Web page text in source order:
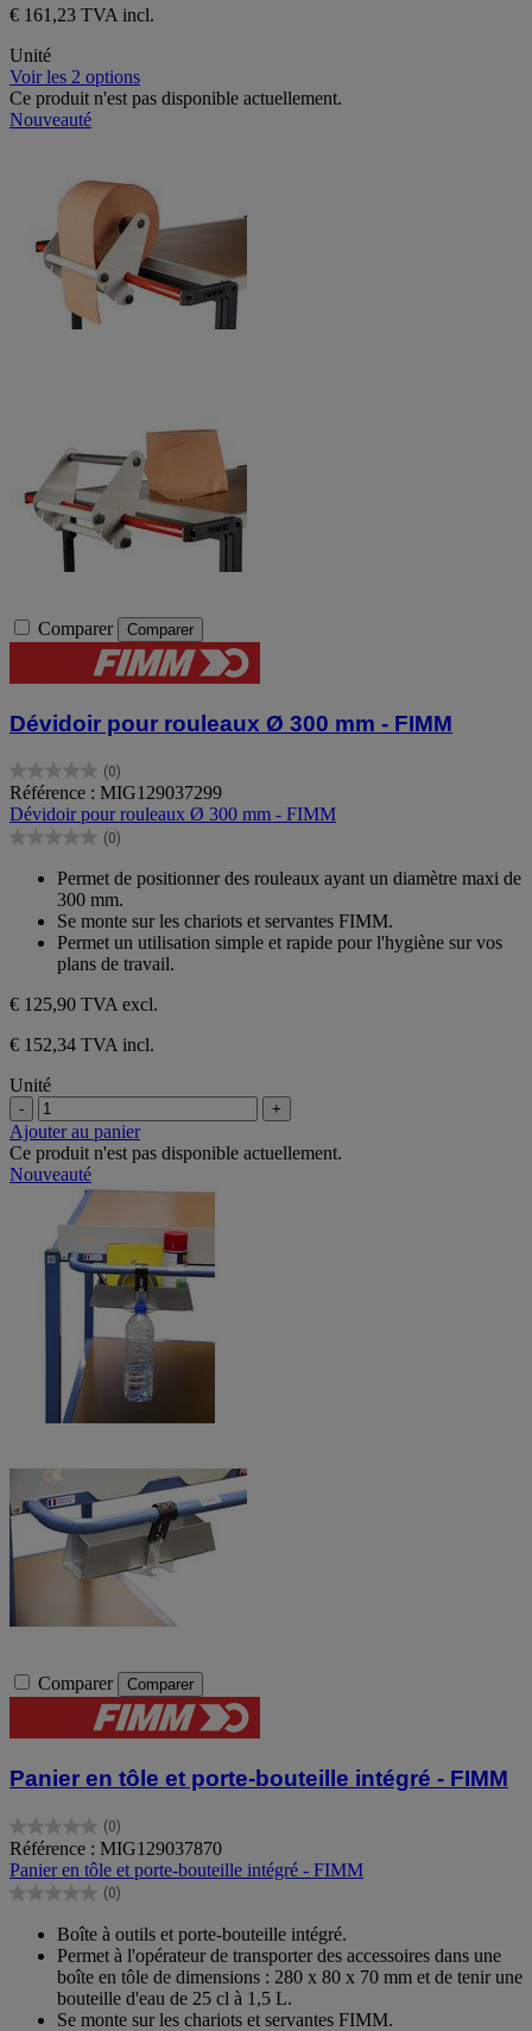
€ 161,23 TVA incl.
Unité
Voir les 2 options
Ce produit n'est pas disponible actuellement.
Nouveauté
Comparer Comparer
Dévidoir pour rouleaux Ø 300 mm - FIMM
(0)
0.0
sur
5
étoiles.
Référence : MIG129037299
Dévidoir pour rouleaux Ø 300 mm - FIMM
(0)
0.0
étoiles.
Permet de positionner des rouleaux ayant un diamètre maxi de
300 mm.
Se monte sur les chariots et servantes FIMM.
Permet un utilisation simple et rapide pour l'hygiène sur vos
plans de travail.
€ 125,90 TVA excl.
€ 152,34 TVA incl.
Unité
- +
Ajouter au panier
Ce produit n'est pas disponible actuellement.
Nouveauté
Comparer Comparer
Panier en tôle et porte-bouteille intégré - FIMM
(0)
0.0
sur
5
étoiles.
Référence : MIG129037870
Panier en tôle et porte-bouteille intégré - FIMM
(0)
0.0
étoiles.
Boîte à outils et porte-bouteille intégré.
Permet à l'opérateur de transporter des accessoires dans une
boîte en tôle de dimensions : 280 x 80 x 70 mm et de tenir une
bouteille d'eau de 25 cl à 1,5 L.
Se monte sur les chariots et servantes FIMM.